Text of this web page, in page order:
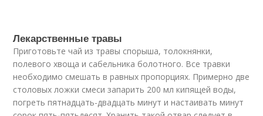
Лекарственные травы
Приготовьте чай из травы спорыша, толокнянки,
полевого хвоща и сабельника болотного. Все травки
необходимо смешать в равных пропорциях. Примерно две
столовых ложки смеси запарить 200 мл кипящей воды,
погреть пятнадцать-двадцать минут и настаивать минут